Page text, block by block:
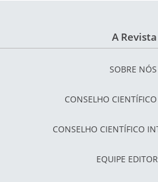
A Revista
SOBRE NÓS
CONSELHO
CONSELHO CIENTÍFICO
EQUIPE